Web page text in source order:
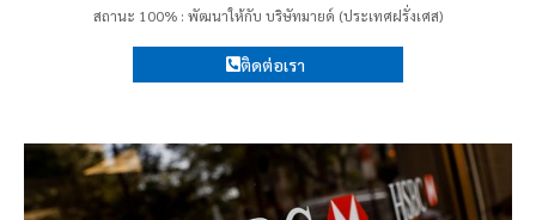
สถานะ 100% : พัฒนาให้กับ บริษัทมายด์ (ประเทศฝรั่งเศส)
ติดต่อเรา